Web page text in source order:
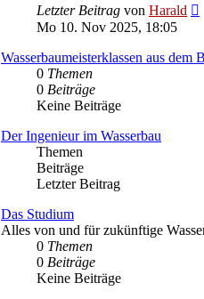
Letzter Beitrag von Harald
Mo 10. Nov 2025, 18:05
Wasserbaumeisterklassen aus
0 Themen
0 Beiträge
Keine Beiträge
Der Ingenieur im Wasserbau
Themen
Beiträge
Letzter Beitrag
Das Studium
Alles von und für zukünftige
0 Themen
0 Beiträge
Keine Beiträge